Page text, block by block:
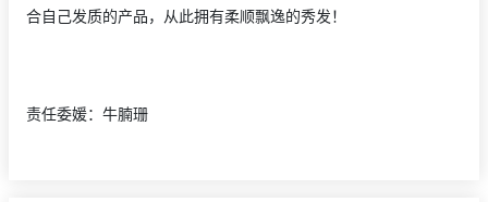
合自己发质的产品，从此拥有柔顺飘逸的秀发！
责任委媛：牛腩珊